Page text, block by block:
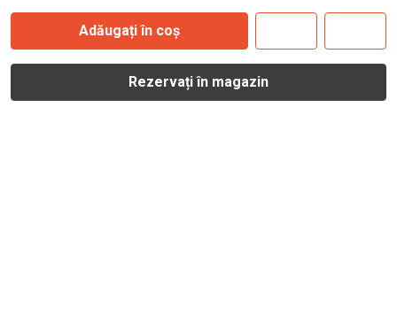
Adăugați în coș
Rezervați în magazin